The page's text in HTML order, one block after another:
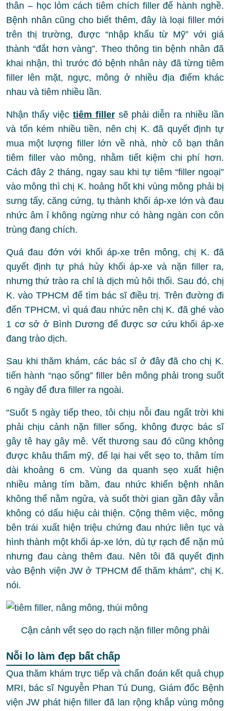
thân – học lỏm cách tiêm chích filler để hành nghề.
Bệnh nhân cũng cho biết thêm, đây là loại filler mới
trên thị trường, được “nhập khẩu từ Mỹ” với giá
thành “đắt hơn vàng”. Theo thông tin bệnh nhân đã
khai nhận, thì trước đó bệnh nhân này đã từng tiêm
filler lên mặt, ngực, mông ở nhiều địa điểm khác
nhau và tiêm nhiều lần.
Nhận thấy việc tiêm fillersẽ phải diễn ra nhiều lần
và tốn kém nhiều tiền, nên chị K. đã quyết định tự
mua một lượng filler lớn về nhà, nhờ cô bạn thân
tiêm filler vào mông, nhằm tiết kiệm chi phí hơn.
Cách đây 2 tháng, ngay sau khi tự tiêm “filler ngoại”
vào mông thì chị K. hoảng hốt khi vùng mông phải bị
sưng tấy, căng cứng, tụ thành khối áp-xe lớn và đau
nhức âm ỉ không ngừng như có hàng ngàn con côn
trùng đang chích.
Quá đau đớn với khối áp-xe trên mông, chị K. đã
quyết định tự phá hủy khối áp-xe và nặn filler ra,
nhưng thứ trào ra chỉ là dịch mủ hôi thối. Sau đó, chị
K. vào TPHCM để tìm bác sĩ điều trị. Trên đường đi
đến TPHCM, vì quá đau nhức nên chị K. đã ghé vào
1 cơ sở ở Bình Dương để được sơ cứu khối áp-xe
đang trào dịch.
Sau khi thăm khám, các bác sĩ ở đây đã cho chị K.
tiến hành “nạo sống” filler bên mông phải trong suốt
6 ngày để đưa filler ra ngoài.
“Suốt 5 ngày tiếp theo, tôi chịu nỗi đau ngất trời khi
phải chịu cảnh nặn filler sống, không được bác sĩ
gây tê hay gây mê. Vết thương sau đó cũng không
được khâu thẩm mỹ, để lại hai vết sẹo to, thâm tím
dài khoảng 6 cm. Vùng da quanh sẹo xuất hiện
nhiều mảng tím bầm, đau nhức khiến bệnh nhân
không thể nằm ngửa, và suốt thời gian gần đây vẫn
không có dấu hiệu cải thiện. Cộng thêm việc, mông
bên trái xuất hiện triệu chứng đau nhức liên tục và
hình thành một khối áp-xe lớn, dù tự rạch để nặn mủ
nhưng đau càng thêm đau. Nên tôi đã quyết định
vào Bệnh viện JW ở TPHCM để thăm khám”, chị K.
nói.
Cận cảnh vết sẹo do rạch nặn filler mông phải
Nỗi lo làm đẹp bất chấp
Qua thăm khám trực tiếp và chẩn đoán kết quả chụp
MRI, bác sĩ Nguyễn Phan Tú Dung, Giám đốc Bệnh
viện JW phát hiện filler đã lan rộng khắp vùng mông